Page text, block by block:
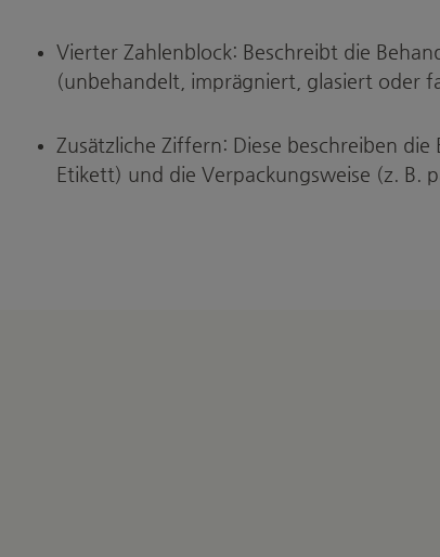
Vierter Zahlenblock: Beschreibt die
(unbehandelt, imprägniert, glasiert oder
Zusätzliche Ziffern: Diese beschreiben
Etikett) und die Verpackungsweise (z. B.